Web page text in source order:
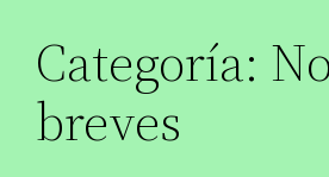
Categoría:
breves